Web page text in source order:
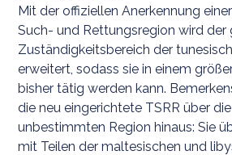
Mit der offiziellen Anerkennung
Such- und Rettungsregion wird der
Zuständigkeitsbereich der
erweitert, sodass sie in einem
bisher tätig werden kann.
die neu eingerichtete TSRR über
unbestimmten Region hinaus: Sie
mit Teilen der maltesischen und